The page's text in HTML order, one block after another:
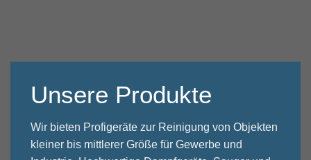
Unsere Produkte
Wir bieten Profigeräte zur Reinigung von Objekten
kleiner bis mittlerer Größe für Gewerbe und